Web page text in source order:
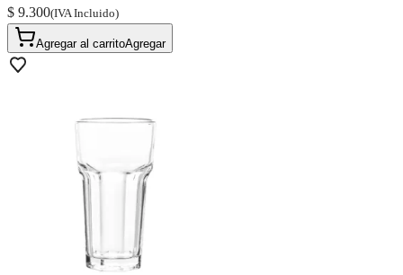
$ 9.300(IVA Incluido)
Agregar al carritoAgregar